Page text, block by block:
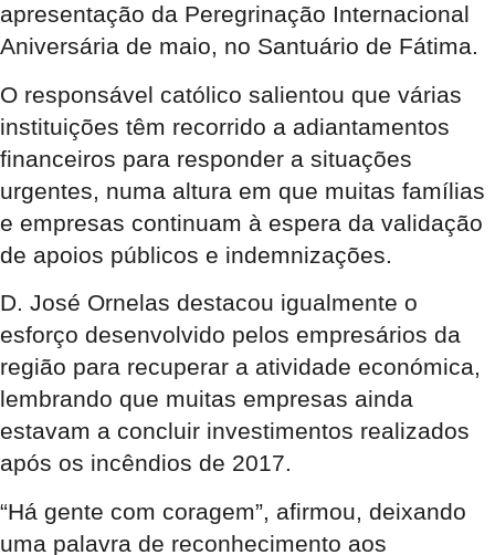
apresentação da Peregrinação Internacional
Aniversária de maio, no Santuário de Fátima.
O responsável católico salientou que várias
instituições têm recorrido a adiantamentos
financeiros para responder a situações
urgentes, numa altura em que muitas famílias
e empresas continuam à espera da validação
de apoios públicos e indemnizações.
D. José Ornelas destacou igualmente o
esforço desenvolvido pelos empresários da
região para recuperar a atividade económica,
lembrando que muitas empresas ainda
estavam a concluir investimentos realizados
após os incêndios de 2017.
“Há gente com coragem”, afirmou, deixando
uma palavra de reconhecimento aos